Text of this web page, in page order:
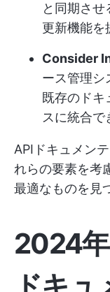
と同期さ
更新機能を
Consider
ース管理シ
既存のドキ
スに統合で
APIドキュメン
れらの要素を考
最適なものを見
2024